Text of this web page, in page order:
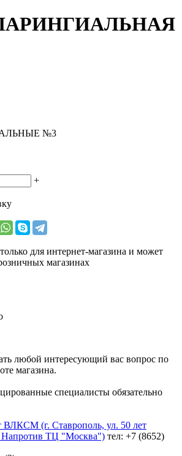
№3
+
для интернет-магазина и может
магазинах
любой интересующий вас вопрос по
магазина.
специалисты обязательно
ВЛКСМ (г. Ставрополь, ул. 50 лет
ТЦ "Москва") тел: +7 (8652)